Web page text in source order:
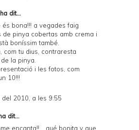
ha dit...
és bona!!! a vegades faig
de pinya cobertas amb crema i
boníssim també.
com tu dius, contraresta
la pinya.
i les fotos, com
10!!!
del 2010, a les 9:55
dit...
encanta!!... qué bonita y que